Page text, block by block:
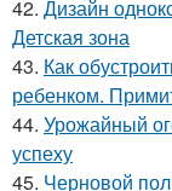
42. Дизайн
Детская зона
43. Как
ребенком.
44. Урожайный
успеху
45. Черновой